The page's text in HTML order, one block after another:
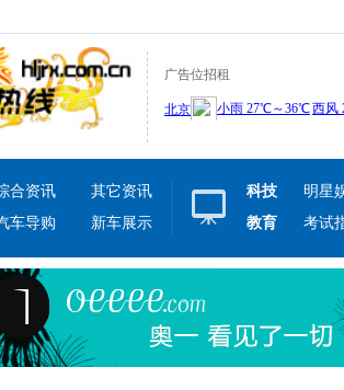
广告位招租
合资讯
其它资讯
车导购 新车展示
科技 明星
教育
考试